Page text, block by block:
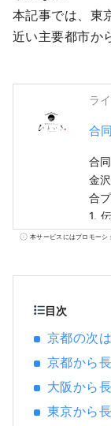
本記事では、東
近い主要都市か
ラ
合
合
金
合
1.
型
本サービスにはプロモーシ
目次
京都の次
京都から
大阪から
東京から